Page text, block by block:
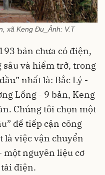
xã Keng Đu_Ảnh: V.T
bản chưa có điện,
sâu và hiểm trở, trong
nhất là: Bắc Lý -
Lống - 9 bản, Keng
Chúng tôi chọn một
để tiếp cận công
là việc vận chuyển
một nguyên liệu cơ
điện.